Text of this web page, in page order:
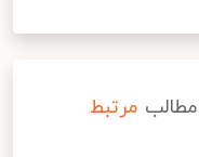
مطالب مرتبط